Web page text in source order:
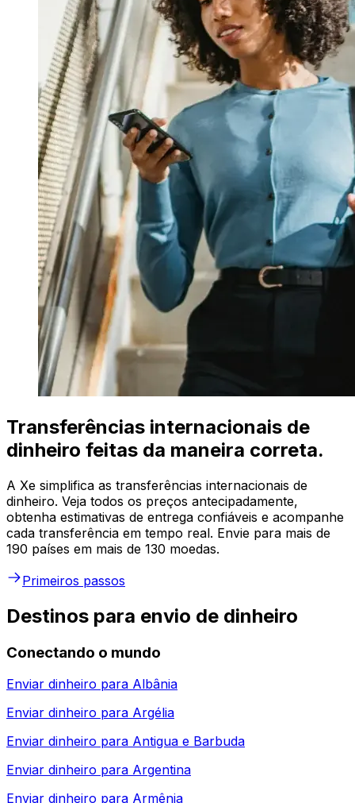
Transferências internacionais de
dinheiro feitas da maneira correta.
A Xe simplifica as transferências internacionais de
dinheiro. Veja todos os preços antecipadamente,
obtenha estimativas de entrega confiáveis e acompanhe
cada transferência em tempo real. Envie para mais de
190 países em mais de 130 moedas.
Primeiros passos
Destinos para envio de dinheiro
Conectando o mundo
Enviar dinheiro para Albânia
Enviar dinheiro para Argélia
Enviar dinheiro para Antigua e Barbuda
Enviar dinheiro para Argentina
Enviar dinheiro para Armênia